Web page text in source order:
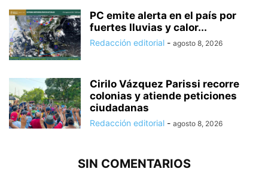
PC emite alerta en el país por
fuertes lluvias y calor...
Redacción editorial - agosto 8, 2026
Cirilo Vázquez Parissi recorre
colonias y atiende peticiones
ciudadanas
Redacción editorial - agosto 8, 2026
SIN COMENTARIOS